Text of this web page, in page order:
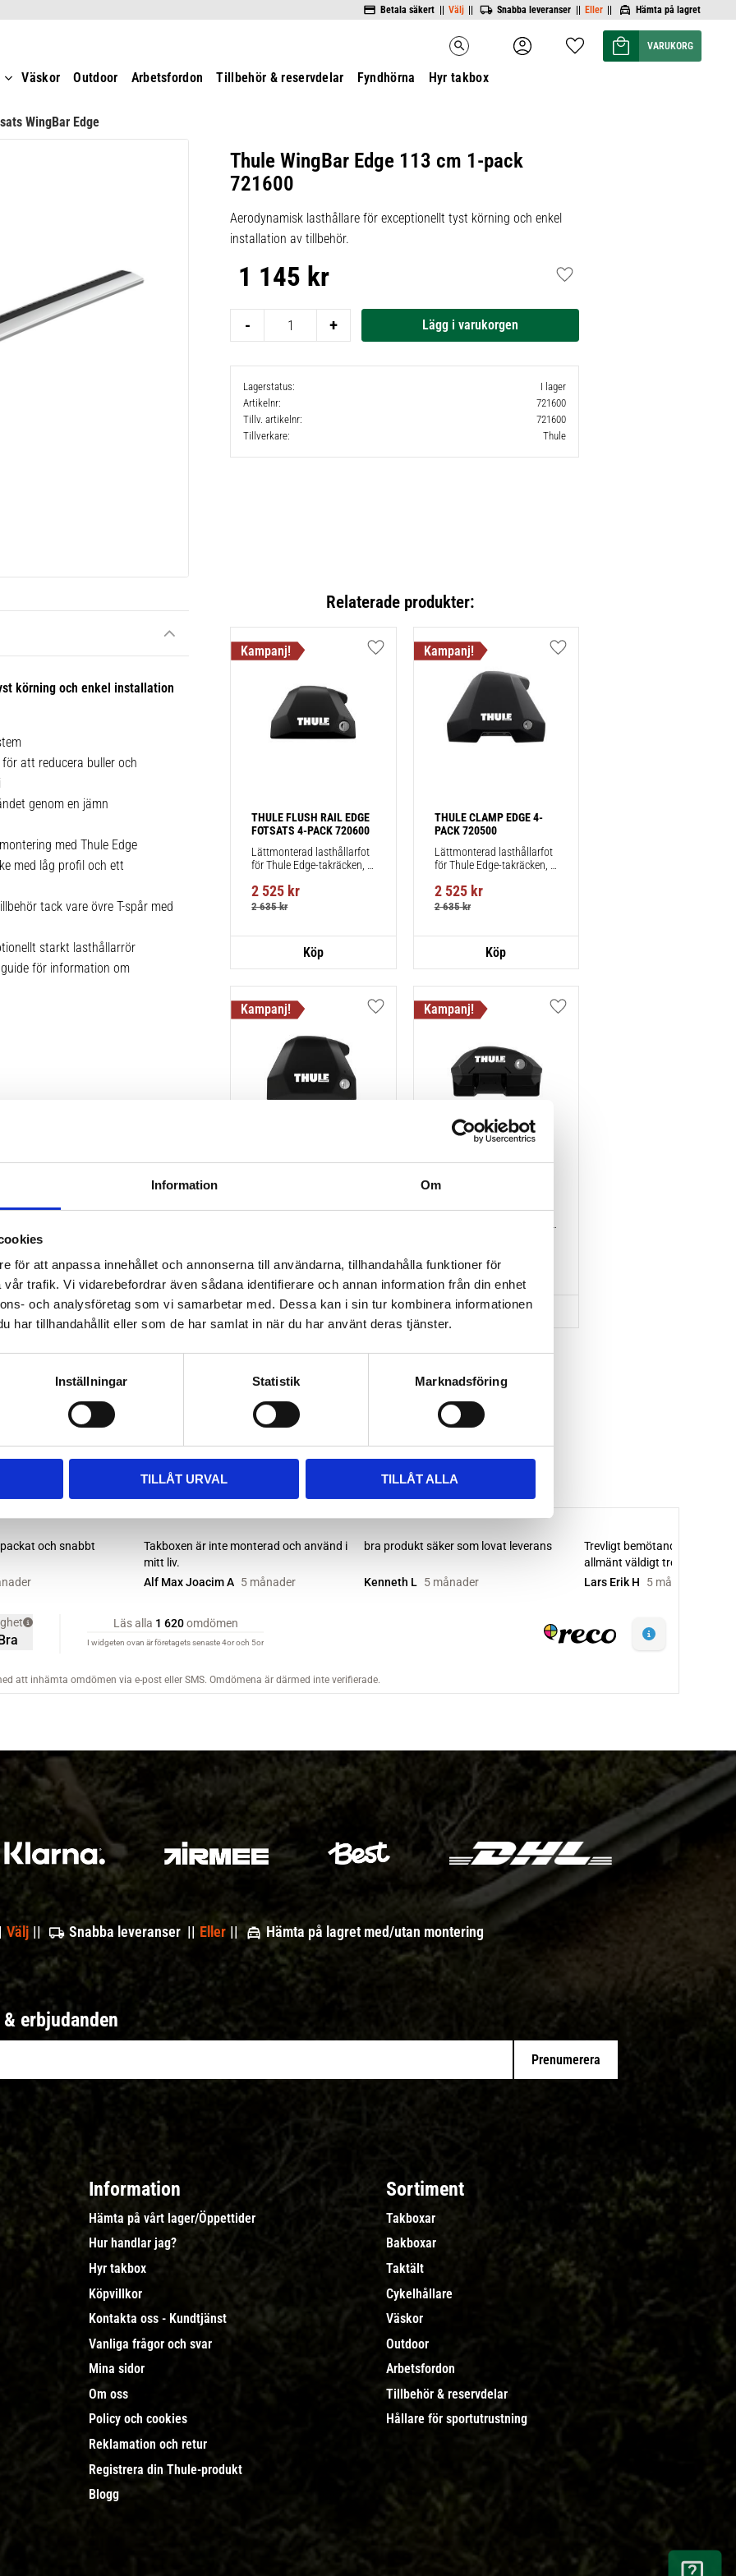
Information Om
för att anpassa innehållet och annonserna till användarna, tillhandahålla funktioner för
trafik. Vi vidarebefordrar även sådana identifierare och annan information från din enhet
och analysföretag som vi samarbetar med. Dessa kan i sin tur kombinera informationen
har tillhandahållit eller som de har samlat in när du har använt deras tjänster.
Inställningar Statistik Marknadsföring
TILLÅT URVAL TILLÅT ALLA
Betala säkert || Välj || Snabba leveranser || Eller || Hämta på lagret
search Favoriter
Kundvagn
Väskor Outdoor Arbetsfordon Tillbehör & reservdelar Fyndhörna Hyr takbox
WingBar Edge
Thule WingBar Edge 113 cm 1-pack
721600
Aerodynamisk lasthållare för exceptionellt tyst körning och enkel
installation av tillbehör.
1 145 kr
+
-
Lägg till i favoriter
Lagerstatus
I lager
Artikelnr
721600
Tillv. artikelnr
721600
Tillverkare
Thule
körning och enkel installation
att reducera buller och
genom en jämn
med Thule Edge
med låg profil och ett
tack vare övre T-spår med
starkt lasthållarrör
för information om
9591-9596/9591B-9596B
Relaterade produkter:
THULE FLUSH RAIL EDGE
FOTSATS 4-PACK 720600
Lättmonterad lasthållarfot
för Thule Edge-takräcken,
reling.
2 525 kr
2 635kr
Lägg till i favoriter
THULE CLAMP EDGE 4-
PACK 720500
Lättmonterad lasthållarfot
för Thule Edge-takräcken,
fästpunkter för takräcke
eller fabriksmonterade
2 525kr
2 635kr
Lägg till i favoriter
Lättmonterad lasthållarfot
fästpunkter för anpassad
2 635kr
Lägg till i favoriter
EDGE 4-PACK 720400
Lättmonterad lasthållarfot
3 415kr
Lägg till i favoriter
Välj || Snabba leveranser || Eller || Hämta på lagret med/utan montering
erbjudanden
Prenumerera
Information
Hämta på vårt lager/Öppettider
Hur handlar jag?
Hyr takbox
Köpvillkor
Kontakta oss - Kundtjänst
Vanliga frågor och svar
Mina sidor
Om oss
Policy och cookies
Reklamation och retur
Registrera din Thule-produkt
Blogg
Sortiment
Takboxar
Bakboxar
Taktält
Cykelhållare
Väskor
Outdoor
Arbetsfordon
Tillbehör & reservdelar
Hållare för sportutrustning